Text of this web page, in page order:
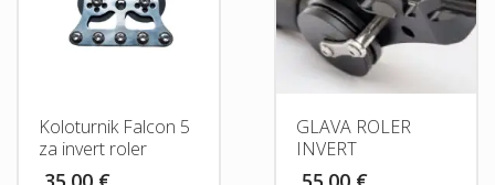
Koloturnik Falcon 5
za invert roler
GLAVA ROLER
INVERT